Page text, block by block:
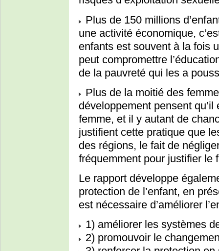
Plus de 150 millions
une activité économique,
enfants est souvent à la fois
peut compromettre
de la pauvreté qui les a
Plus de la moitié des
développement pensent
femme, et il y autant de
justifient cette pratique que
des régions, le fait de
fréquemment pour justifier le
Le rapport développe
protection de l’enfant, en
est nécessaire d’améliorer
1) améliorer les systèmes
2) promouvoir le